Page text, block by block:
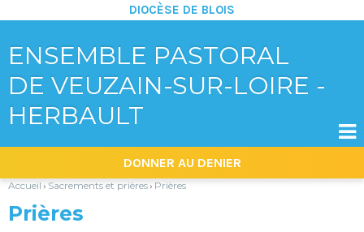
ENSEMBLE PASTORAL
DE VEUZAIN-SUR-LOIRE -
HERBAULT
DIOCÈSE DE BLOIS
|
Aller
navigation
DONNER AU DENIER

Accueil › Sacrements et prières› Prières
Prières